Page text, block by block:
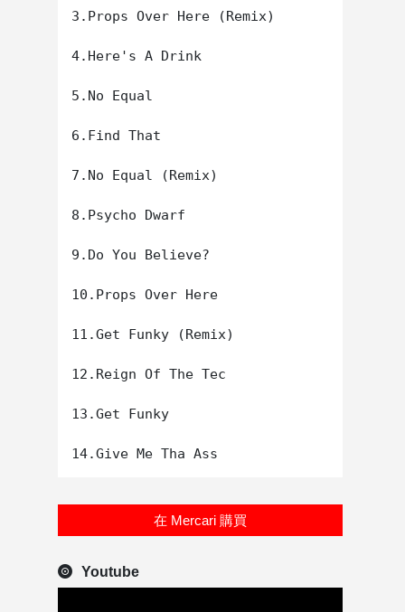
3.Props Over Here (Remix)
4.Here's A Drink
5.No Equal
6.Find That
7.No Equal (Remix)
8.Psycho Dwarf
9.Do You Believe?
10.Props Over Here
11.Get Funky (Remix)
12.Reign Of The Tec
13.Get Funky
在 Mercari 購買
Youtube